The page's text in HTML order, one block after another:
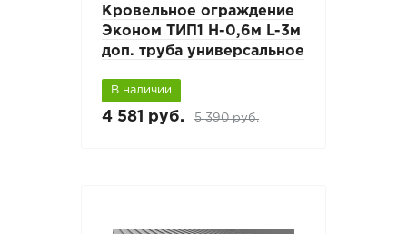
Кровельное ограждение
Эконом ТИП1 H-0,6м L-3м
доп. труба универсальное
В наличии
4 581 руб. 5 390 руб.